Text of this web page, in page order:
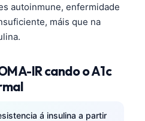
autoinmune, enfermidade
máis que na
IR cando o A1c
á insulina a partir